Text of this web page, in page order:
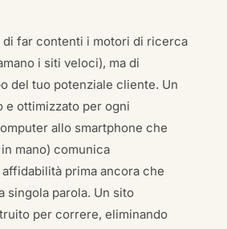
di far contenti i motori di ricerca
i siti veloci), ma di
del tuo potenziale cliente. Un
e ottimizzato per ogni
allo smartphone che
mano) comunica
prima ancora che
singola parola. Un sito
per correre, eliminando